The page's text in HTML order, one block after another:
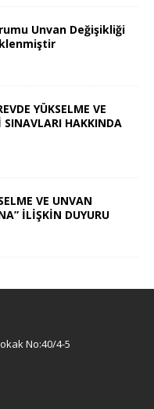
Unvan Değişikliği
YÜKSELME VE
HAKKINDA
VE UNVAN
İLİŞKİN DUYURU
No:40/4-5